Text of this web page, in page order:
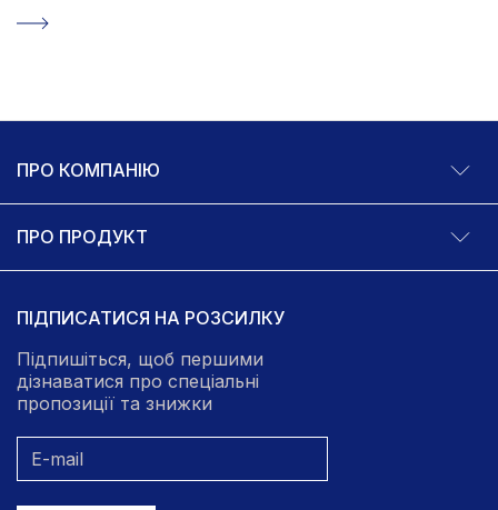
ПРО КОМПАНІЮ
ПРО ПРОДУКТ
ПІДПИСАТИСЯ НА РОЗСИЛКУ
Підпишіться, щоб першими
дізнаватися про спеціальні
пропозиції та знижки